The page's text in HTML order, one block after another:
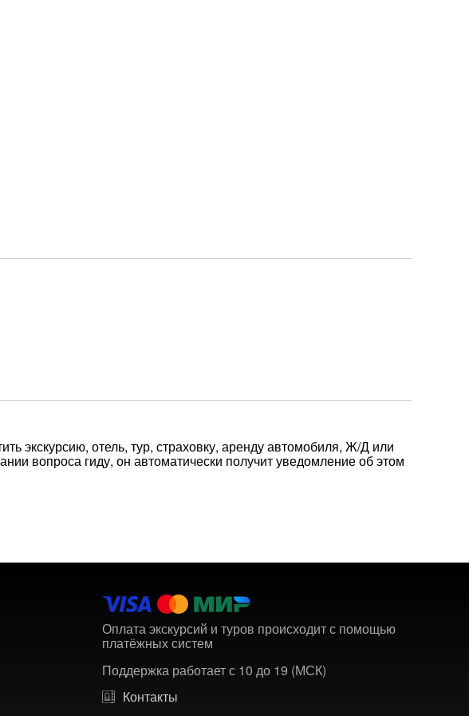
экскурсию, отель, тур, страховку, аренду автомобиля, Ж/Д или
вопроса гиду, он автоматически получит уведомление об этом
Оплата экскурсий и туров происходит с помощью
платёжных систем
Поддержка работает с 10 до 19 (МСК)
Контакты